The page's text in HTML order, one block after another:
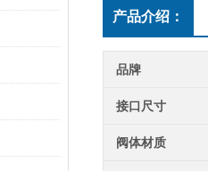
产品介绍：
品牌
接口尺寸
阀体材质